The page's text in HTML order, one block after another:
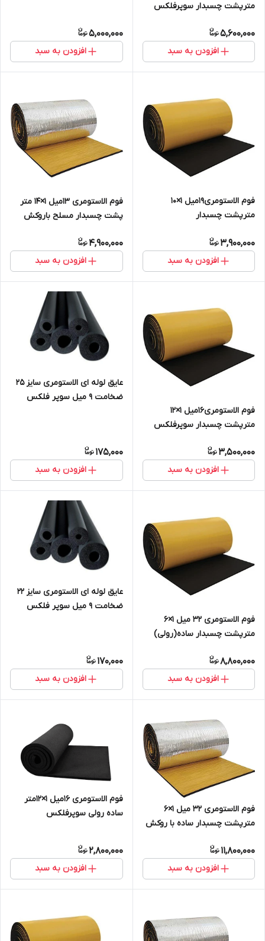
مترپشت چسبدار سوپرفلکس
5,600,000
افزودن به سبد
5,000,000
افزودن به سبد
فوم الاستومری19میل 1×10
مترپشت چسبدار
3,900,000
افزودن به سبد
فوم الاستومری 13میل 1×14 متر
پشت چسبدار مسلح باروکش
4,900,000
افزودن به سبد
فوم الاستومری16میل 1×12
مترپشت چسبدار سوپرفلکس
3,500,000
افزودن به سبد
عایق لوله ای الاستومری سایز ۲۵
ضخامت ۹ میل سوپر فلکس
175,000
افزودن به سبد
فوم الاستومری 32 میل 1×6
مترپشت چسبدار ساده(رولی)
8,800,000
افزودن به سبد
عایق لوله ای الاستومری سایز ۲۲
ضخامت ۹ میل سوپر فلکس
170,000
افزودن به سبد
فوم الاستومری 32 میل 1×6
مترپشت چسبدار ساده با روکش
11,800,000
افزودن به سبد
فوم الاستومری 16میل 1×12متر
ساده رولی سوپرفلکس
2,800,000
افزودن به سبد